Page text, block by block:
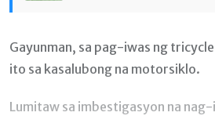
Gayunman, sa pag-iwas ng
ito sa kasalubong na motorsiklo.
Lumitaw sa imbestigasyon na nag-